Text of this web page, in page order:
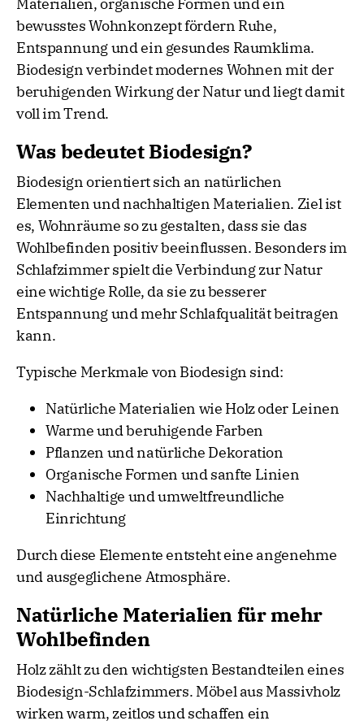
Materialien, organische Formen und ein
bewusstes Wohnkonzept fördern Ruhe,
Entspannung und ein gesundes Raumklima.
Biodesign verbindet modernes Wohnen mit der
beruhigenden Wirkung der Natur und liegt damit
voll im Trend.
Was bedeutet Biodesign?
Biodesign orientiert sich an natürlichen
Elementen und nachhaltigen Materialien. Ziel ist
es, Wohnräume so zu gestalten, dass sie das
Wohlbefinden positiv beeinflussen. Besonders im
Schlafzimmer spielt die Verbindung zur Natur
eine wichtige Rolle, da sie zu besserer
Entspannung und mehr Schlafqualität beitragen
kann.
Typische Merkmale von Biodesign sind:
Natürliche Materialien wie Holz oder Leinen
Warme und beruhigende Farben
Pflanzen und natürliche Dekoration
Organische Formen und sanfte Linien
Nachhaltige und umweltfreundliche
Einrichtung
Durch diese Elemente entsteht eine angenehme
und ausgeglichene Atmosphäre.
Natürliche Materialien für mehr
Wohlbefinden
Holz zählt zu den wichtigsten Bestandteilen eines
Biodesign-Schlafzimmers. Möbel aus Massivholz
wirken warm, zeitlos und schaffen ein